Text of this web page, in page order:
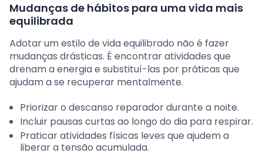
Mudanças de hábitos para uma vida mais
equilibrada
Adotar um estilo de vida equilibrado não é fazer
mudanças drásticas. É encontrar atividades que
drenam a energia e substituí-las por práticas que
ajudam a se recuperar mentalmente.
Priorizar o descanso reparador durante a noite.
Incluir pausas curtas ao longo do dia para respirar.
Praticar atividades físicas leves que ajudem a
liberar a tensão acumulada.